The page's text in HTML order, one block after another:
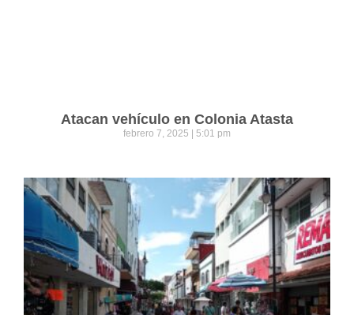
Atacan vehículo en Colonia Atasta
febrero 7, 2025 5:01 pm